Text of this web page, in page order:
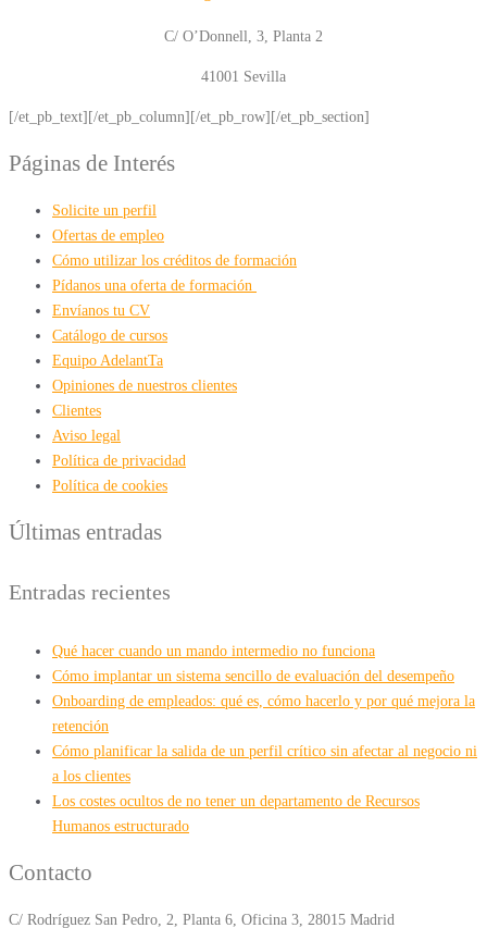
C/ O’Donnell, 3, Planta 2
41001 Sevilla
[/et_pb_text][/et_pb_column][/et_pb_row][/et_pb_section]
Páginas de Interés
Solicite un perfil
Ofertas de empleo
Cómo utilizar los créditos de formación
Pídanos una oferta de formación
Envíanos tu CV
Catálogo de cursos
Equipo AdelantTa
Opiniones de nuestros clientes
Clientes
Aviso legal
Política de privacidad
Política de cookies
Últimas entradas
Entradas recientes
Qué hacer cuando un mando intermedio no funciona
Cómo implantar un sistema sencillo de evaluación del desempeño
Onboarding de empleados: qué es, cómo hacerlo y por qué mejora la
retención
Cómo planificar la salida de un perfil crítico sin afectar al negocio ni
a los clientes
Los costes ocultos de no tener un departamento de Recursos
Humanos estructurado
Contacto
C/ Rodríguez San Pedro, 2, Planta 6, Oficina 3, 28015 Madrid